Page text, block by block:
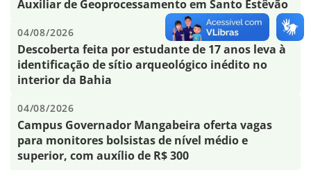
Auxiliar de Geoprocessamento em Santo Estêvão
04/08/2026
Descoberta feita por estudante de 17 anos leva à
identificação de sítio arqueológico inédito no
interior da Bahia
04/08/2026
Campus Governador Mangabeira oferta vagas
para monitores bolsistas de nível médio e
superior, com auxílio de R$ 300